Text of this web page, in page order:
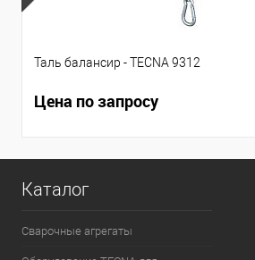
Таль балансир - TECNA 9312
Цена по запросу
Каталог
Сварочные агрегаты